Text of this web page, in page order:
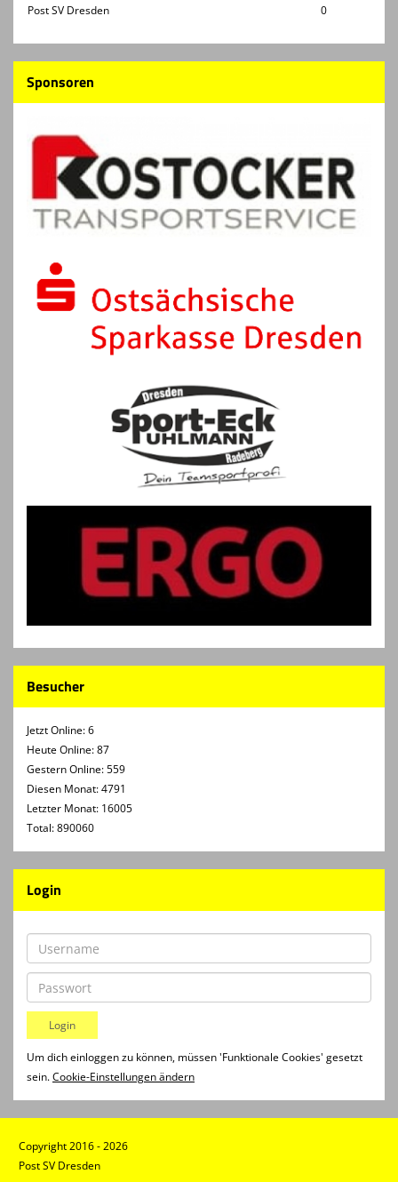
Post SV Dresden
0
Sponsoren
Besucher
Jetzt Online: 6
Heute Online: 87
Gestern Online: 559
Diesen Monat: 4791
Letzter Monat: 16005
Total: 890060
Login
Um dich einloggen zu können, müssen 'Funktionale Cookies' gesetzt
sein.Cookie-Einstellungen ändern
Copyright 2016 - 2026
Post SV Dresden